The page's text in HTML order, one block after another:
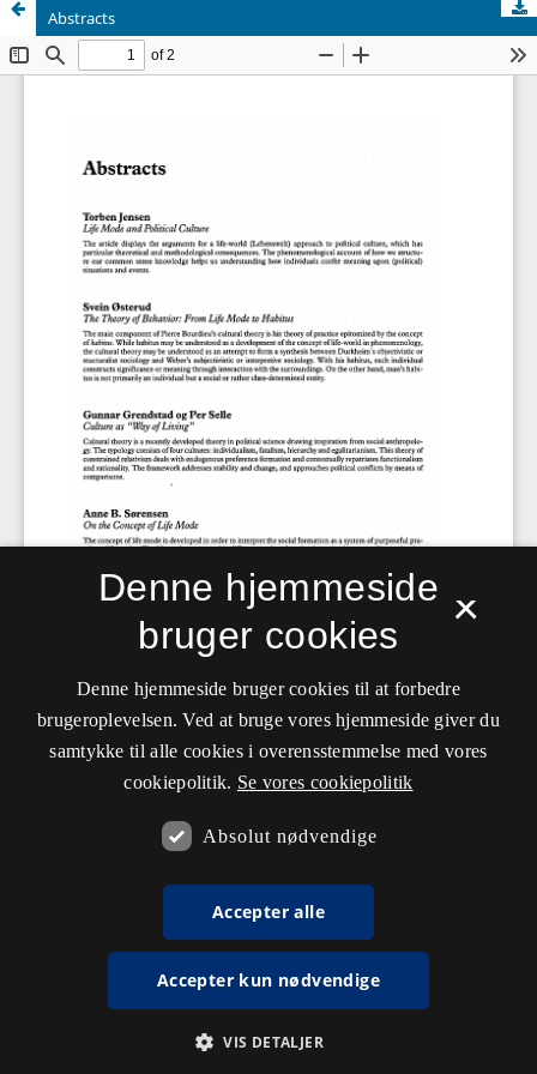
Abstracts
×
Denne hjemmeside
bruger cookies
Denne hjemmeside bruger cookies til at forbedre
brugeroplevelsen. Ved at bruge vores hjemmeside giver du
samtykke til alle cookies i overensstemmelse med vores
cookiepolitik. Se vores cookiepolitik
Absolut nødvendige
Accepter alle
Accepter kun nødvendige
VIS DETALJER